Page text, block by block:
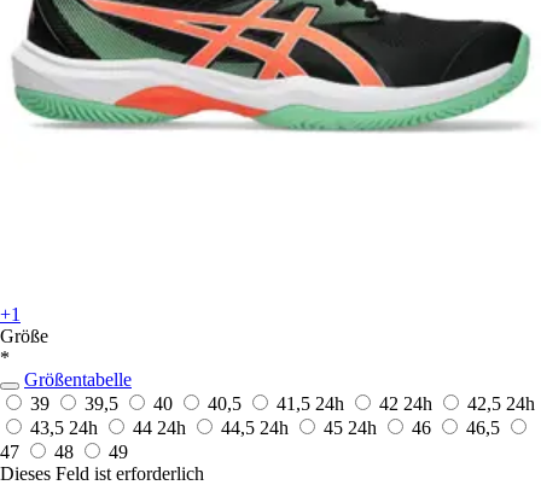
+1
Größe
*
Größentabelle
39
39,5 40 40,5 41,5 24h 42 24h 42,5 24h
43,5 24h 44 24h 44,5 24h 45 24h 46
46,5
47
48
49
Dieses Feld ist erforderlich